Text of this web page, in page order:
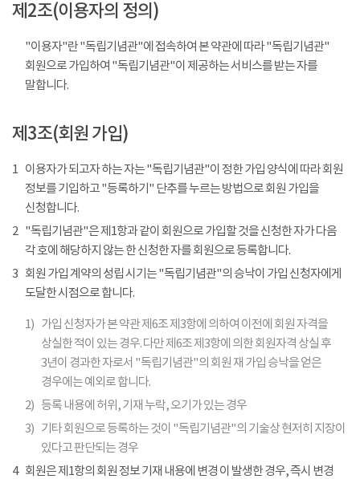
제2조(이용자의 정의)
"이용자"란 "독립기념관"에 접속하여 본 약관에 따라 "독립기념관"
회원으로 가입하여 "독립기념관"이 제공하는 서비스를 받는 자를
말합니다.
제3조(회원 가입)
1 이용자가 되고자 하는 자는 "독립기념관"이 정한 가입 양식에 따라 회원
정보를 기입하고 "등록하기" 단추를 누르는 방법으로 회원 가입을
신청합니다.
2 "독립기념관"은 제1항과 같이 회원으로 가입할 것을 신청한 자가 다음
각 호에 해당하지 않는 한 신청한 자를 회원으로 등록합니다.
3 회원 가입 계약의 성립 시기는 "독립기념관"의 승낙이 가입 신청자에게
도달한 시점으로 합니다.
1) 가입 신청자가 본 약관 제6조 제3항에 의하여 이전에 회원 자격을
상실한 적이 있는 경우. 다만 제6조 제3항에 의한 회원자격 상실 후
3년이 경과한 자로서 "독립기념관"의 회원 재 가입 승낙을 얻은
경우에는 예외로 합니다.
2) 등록 내용에 허위, 기재 누락, 오기가 있는 경우
3) 기타 회원으로 등록하는 것이 "독립기념관"의 기술상 현저히 지장이
있다고 판단되는 경우
4
회원은 제1항의 회원 정보 기재 내용에 변경 이 발생한 경우, 즉시 변경